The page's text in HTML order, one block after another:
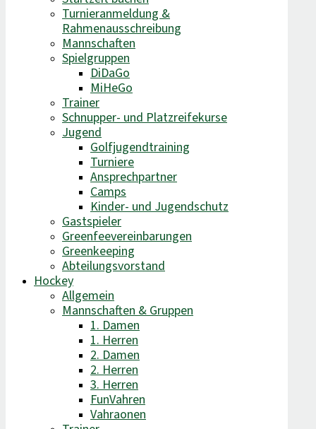
Turnieranmeldung &
Rahmenausschreibung
Mannschaften
Spielgruppen
DiDaGo
MiHeGo
Trainer
Schnupper- und Platzreifekurse
Jugend
Golfjugendtraining
Turniere
Ansprechpartner
Camps
Kinder- und Jugendschutz
Gastspieler
Greenfeevereinbarungen
Greenkeeping
Abteilungsvorstand
Hockey
Allgemein
Mannschaften & Gruppen
1. Damen
1. Herren
2. Damen
2. Herren
3. Herren
FunVahren​
Vahraonen